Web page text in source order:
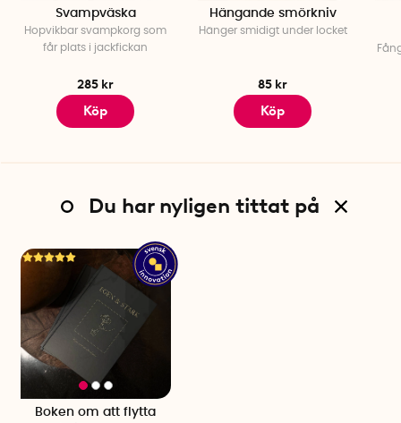
Svampväska
Hopvikbar svampkorg som
får plats i jackfickan
285 kr
Köp
Hängande smörkniv
Hänger smidigt under locket
85 kr
Köp
Du har nyligen tittat på
Boken om att flytta